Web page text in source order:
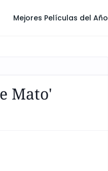
Mejores Películas del Año
Mato'